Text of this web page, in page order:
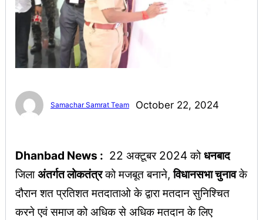
Samachar Samrat Team October 22, 2024
Dhanbad News : 22 अक्टूबर 2024 कोधनबाद
जिलाअंतर्गत लोकतंत्रको मजबूत बनाने,विधानसभा चुनावके
दौरान शत प्रतिशत मतदाताओ के द्वारा मतदान सुनिश्चित
करने एवं समाज को अधिक से अधिक मतदान के लिए